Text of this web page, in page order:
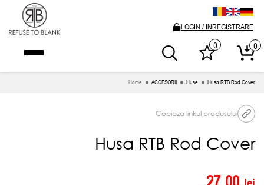
0
0
LOGIN / INREGISTRARE
Home ACCESORII Huse Husa RTB Rod Cover
Copiaza linkul produsului
Husa RTB Rod Cover
27.00